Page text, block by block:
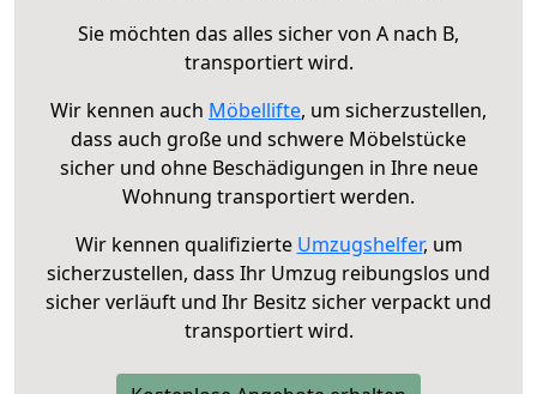
Sie möchten das alles sicher von A nach B,
transportiert wird.
Wir kennen auch Möbellifte, um sicherzustellen,
dass auch große und schwere Möbelstücke
sicher und ohne Beschädigungen in Ihre neue
Wohnung transportiert werden.
Wir kennen qualifizierte Umzugshelfer, um
sicherzustellen, dass Ihr Umzug reibungslos und
sicher verläuft und Ihr Besitz sicher verpackt und
transportiert wird.